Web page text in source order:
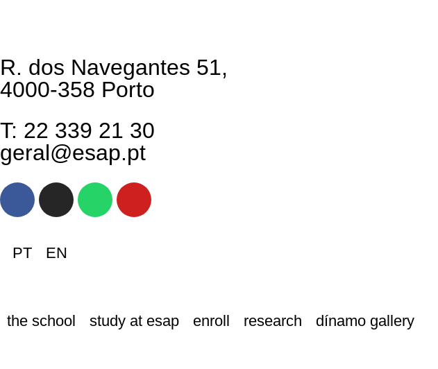
R. dos Navegantes 51,
4000-358 Porto
T: 22 339 21 30
geral@esap.pt
PT EN
the school study at esap enroll research dínamo gallery